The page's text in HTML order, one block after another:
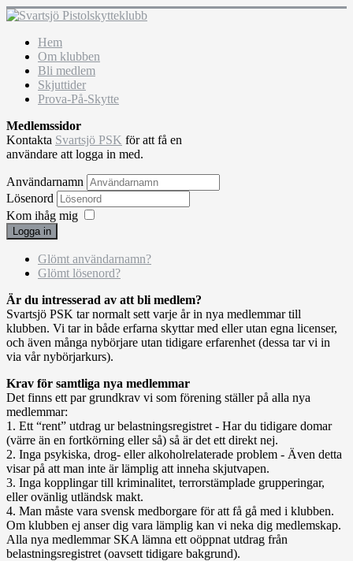
Hem
Om klubben
Bli medlem
Skjuttider
Prova-På-Skytte
Medlemssidor
Kontakta Svartsjö PSK för att få en
användare att logga in med.
Användarnamn
Lösenord
Kom ihåg mig
Logga in
Glömt användarnamn?
Glömt lösenord?
Är du intresserad av att bli medlem?
Svartsjö PSK tar normalt sett varje år in nya medlemmar till
klubben. Vi tar in både erfarna skyttar med eller utan egna licenser,
och även många nybörjare utan tidigare erfarenhet (dessa tar vi in
via vår nybörjarkurs).
Krav för samtliga nya medlemmar
Det finns ett par grundkrav vi som förening ställer på alla nya
medlemmar:
1. Ett “rent” utdrag ur belastningsregistret - Har du tidigare domar
(värre än en fortkörning eller så) så är det ett direkt nej.
2. Inga psykiska, drog- eller alkoholrelaterade problem - Även detta
visar på att man inte är lämplig att inneha skjutvapen.
3. Inga kopplingar till kriminalitet, terrorstämplade grupperingar,
eller ovänlig utländsk makt.
4. Man måste vara svensk medborgare för att få gå med i klubben.
Om klubben ej anser dig vara lämplig kan vi neka dig medlemskap.
Alla nya medlemmar SKA lämna ett oöppnat utdrag från
belastningsregistret (oavsett tidigare bakgrund).